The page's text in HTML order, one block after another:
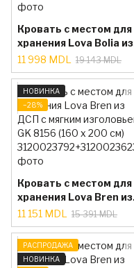
Кровать с местом для
хранения Lova Bolia из
ДСП с мягким
изголовьем GK 8169
(160 x 200 см)
11 998 MDL 19 143 MDL
НОВИНКА
−28%
Кровать с местом для
хранения Lova Bren из
ДСП с мягким
изголовьем GK 8156
(160 x 200 см)
11 151 MDL 15 391 MDL
РАСПРОДАЖА
НОВИНКА